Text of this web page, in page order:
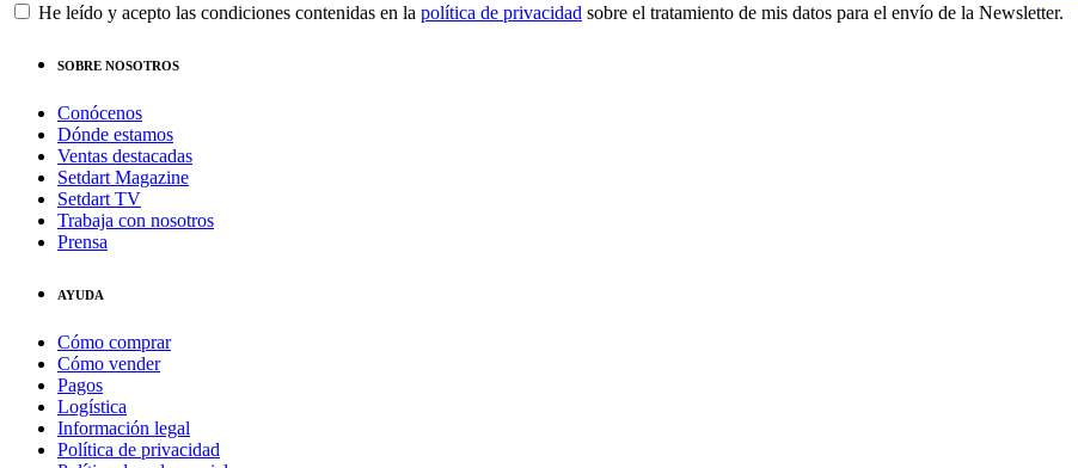
He leído y acepto las condiciones contenidas en la política de privacidad sobre el tratamiento de mis datos para el envío de la Newsletter.
SOBRE NOSOTROS
Conócenos
Dónde estamos
Ventas destacadas
Setdart Magazine
Setdart TV
Trabaja con nosotros
Prensa
AYUDA
Cómo comprar
Cómo vender
Pagos
Logística
Información legal
Política de privacidad